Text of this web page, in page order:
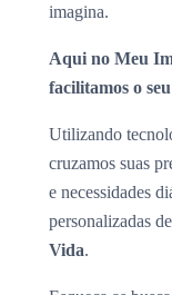
imagina.
Aqui no Meu
facilitamos o
Utilizando
cruzamos suas
e necessidades
personalizadas de
Vida.